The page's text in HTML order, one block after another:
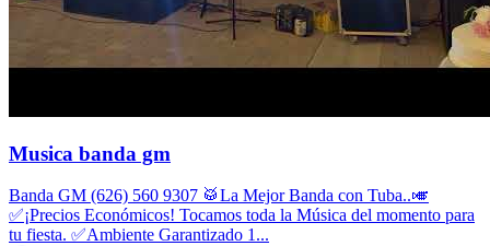
Musica banda gm
Banda GM (626) 560 9307 🥁La Mejor Banda con Tuba..🎺
✅¡Precios Económicos! Tocamos toda la Música del momento para
tu fiesta. ✅Ambiente Garantizado 1...